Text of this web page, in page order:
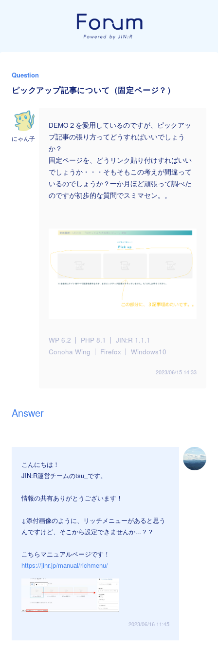
Question
ピックアップ記事について（固定ページ？）
にゃん子
DEMO２を愛用しているのですが、ピックアッ
プ記事の張り方ってどうすればいいでしょう
か？
固定ページを、どうリンク貼り付けすればいい
でしょうか・・・そもそもこの考えが間違って
いるのでしょうか？一か月ほど頑張って調べた
のですが初歩的な質問でスミマセン。。
WP 6.2 PHP 8.1
JIN:R 1.1.1
Conoha Wing
Firefox Windows10
2023/06/15 14:33
こんにちは！
JIN:R運営チームのtsu_です。
情報の共有ありがとうございます！
↓添付画像のように、リッチメニューがあると思う
んですけど、そこから設定できませんか...？？
こちらマニュアルページです！
https://jinr.jp/manual/richmenu/
2023/06/16 11:45